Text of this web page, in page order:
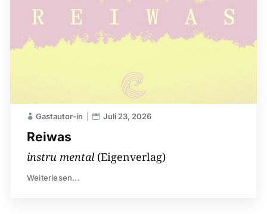
Reiwas
Gastautor-in Juli 23, 2026
instru mental(Eigenverlag)
Weiterlesen...